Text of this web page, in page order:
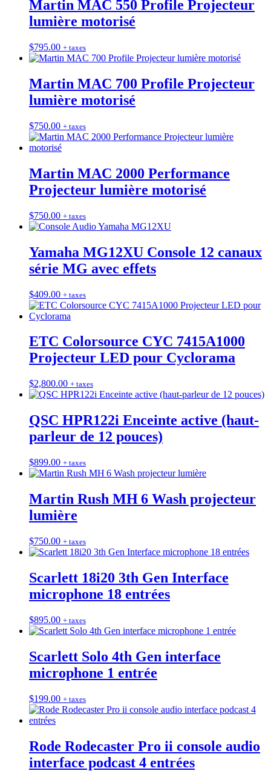
Martin MAC 550 Profile Projecteur
lumière motorisé
$795.00 + taxes
Martin MAC 700 Profile Projecteur
lumière motorisé
$750.00 + taxes
Martin MAC 2000 Performance
Projecteur lumière motorisé
$750.00 + taxes
Yamaha MG12XU Console 12 canaux
série MG avec effets
$409.00 + taxes
ETC Colorsource CYC 7415A1000
Projecteur LED pour Cyclorama
$2,800.00 + taxes
QSC HPR122i Enceinte active (haut-
parleur de 12 pouces)
$899.00 + taxes
Martin Rush MH 6 Wash projecteur
lumière
$750.00 + taxes
Scarlett 18i20 3th Gen Interface
microphone 18 entrées
$895.00 + taxes
Scarlett Solo 4th Gen interface
microphone 1 entrée
$199.00 + taxes
Rode Rodecaster Pro ii console audio
interface podcast 4 entrées